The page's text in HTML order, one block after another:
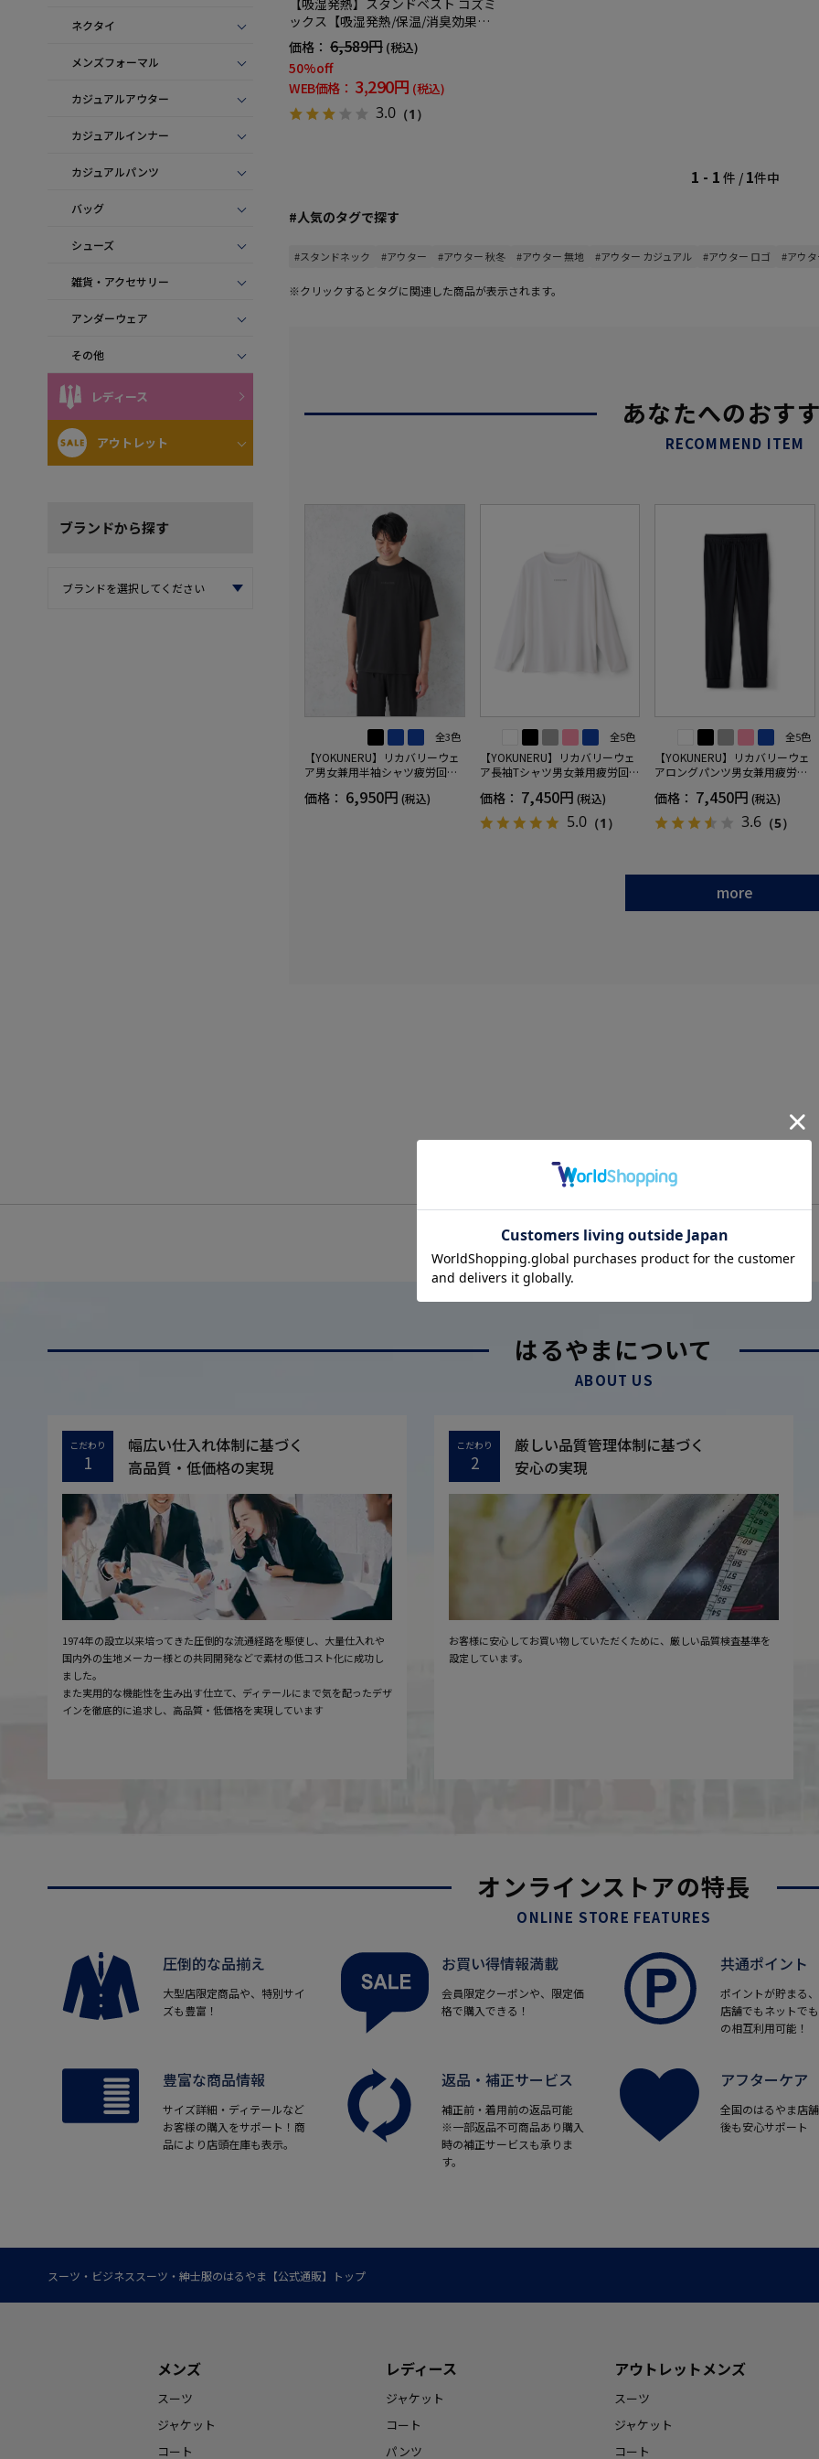
ネクタイ
メンズフォーマル
カジュアルアウター
カジュアルインナー
カジュアルパンツ
バッグ
シューズ
雑貨・アクセサリー
アンダーウェア
その他
レディース
アウトレット
ブランドから探す
ックス【吸湿発熱/保温/消臭効果】
中綿 無地 カジュアルアウター リッ
ケンバッカー 秋冬
価格： 6,589円 (税込)
50%off
WEB価格： 3,290円 (税込)
3.0 （1）
1 - 1 件 / 1件中
#人気のタグで探す
#スタンドネック #アウター #アウター 秋冬 #アウター 無地 #アウター カジュアル #アウター ロゴ #アウ
※クリックするとタグに関連した商品が表示されます。
あなたへのおす
RECOMMEND ITEM
全3色
【YOKUNERU】リカバリーウェ
ア男女兼用半袖シャツ疲労回復
(R)【一般医療機器】SS～LLサイ
価格： 6,950円 (税込)
全5色
【YOKUNERU】リカバリーウェ
ア長袖Tシャツ男女兼用疲労回復
(R)【一般医療機器】SS～LLサイ
ズ
価格： 7,450円 (税込)
5.0（1）
全5色
【YOKUNERU】リカバリーウェ
アロングパンツ男女兼用疲労回
IX(R)【一般医療機器】SS～LLサ
イズ
価格： 7,450円 (税込)
3.6 （5）
more
OFFICIAL SNS
はるやまについて
ABOUT US
こだわり
1
幅広い仕入れ体制に基づく
高品質・低価格の実現
1974年の設立以来培ってきた圧倒的な流通経路を駆使し、大量仕入れや
国内外の生地メーカー様との共同開発などで素材の低コスト化に成功し
ました。
また実用的な機能性を生み出す仕立て、ディテールにまで気を配ったデザ
インを徹底的に追求し、高品質・低価格を実現しています
こだわり
2
厳しい品質管理体制に基づく
安心の実現
お客様に安心してお買い物していただくために、厳しい品質検査基準を
設定しています。
オンラインストアの特長
ONLINE STORE FEATURES
圧倒的な品揃え
大型店限定商品や、特別サイ
ズも豊富！
お買い得情報満載
会員限定クーポンや、限定価
格で購入できる！
共通ポイント
ポイントが貯まる、
店舗でもネットで
の相互利用可能！
豊富な商品情報
サイズ詳細・ディテールなど
お客様の購入をサポート！商
品により店頭在庫も表示。
返品・補正サービス
補正前・着用前の返品可能
※一部返品不可商品あり購入
時の補正サービスも承りま
す。
アフターケア
全国のはるやま店
後も安心サポート
スーツ・ビジネススーツ・紳士服のはるやま【公式通販】トップ
メンズ
スーツ
ジャケット
コート
レディース
ジャケット
コート
パンツ
アウトレットメンズ
スーツ
ジャケット
コート